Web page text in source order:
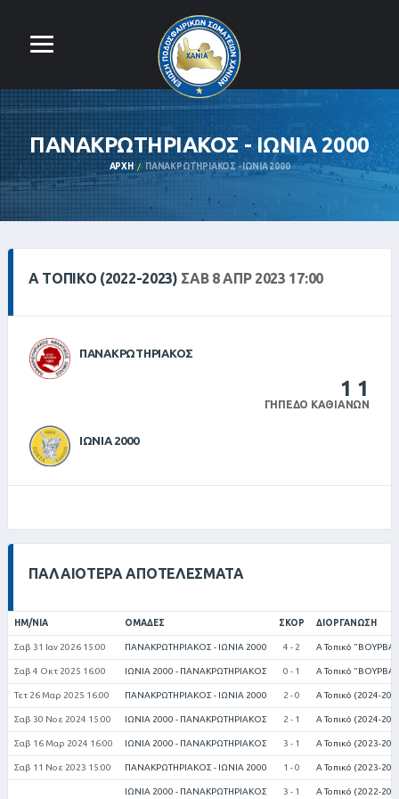
ΠΑΝΑΚΡΩΤΗΡΙΑΚΟΣ - ΙΩΝΙΑ 2000
ΑΡΧΉ ΠΑΝΑΚΡΩΤΗΡΙΑΚΟΣ - ΙΩΝΙΑ 2000
Α ΤΟΠΙΚΌ (2022-2023) ΣΑΒ 8 ΑΠΡ 2023 17:00
ΠΑΝΑΚΡΩΤΗΡΙΑΚΟΣ
1 1
ΓΉΠΕΔΟ ΚΑΘΙΑΝΏΝ
ΙΩΝΙΑ 2000
ΠΑΛΑΙΌΤΕΡΑ ΑΠΟΤΕΛΈΣΜΑΤΑ
ΗΜ/ΝΊΑ ΟΜΆΔΕΣ ΣΚΟΡ ΔΙΟΡΓΆΝΩΣΗ
Σαβ 31 Ιαν 2026 15:00 ΠΑΝΑΚΡΩΤΗΡΙΑΚΟΣ - ΙΩΝΙΑ 2000 4 - 2 Α Τοπικό
Σαβ 4 Οκτ 2025 16:00 ΙΩΝΙΑ 2000 - ΠΑΝΑΚΡΩΤΗΡΙΑΚΟΣ 0 - 1 Α Τοπικό
Τετ 26 Μαρ 2025 16:00 ΠΑΝΑΚΡΩΤΗΡΙΑΚΟΣ - ΙΩΝΙΑ 2000 2 - 0 Α Τοπικό (2024-
Σαβ 30 Νοε 2024 15:00 ΙΩΝΙΑ 2000 - ΠΑΝΑΚΡΩΤΗΡΙΑΚΟΣ 2 - 1 Α Τοπικό (2024-
Σαβ 16 Μαρ 2024 16:00 ΙΩΝΙΑ 2000 - ΠΑΝΑΚΡΩΤΗΡΙΑΚΟΣ 3 - 1 Α Τοπικό (2023-
Σαβ 11 Νοε 2023 15:00 ΠΑΝΑΚΡΩΤΗΡΙΑΚΟΣ - ΙΩΝΙΑ 2000 1 - 0 Α Τοπικό (2023-
ΙΩΝΙΑ 2000 - ΠΑΝΑΚΡΩΤΗΡΙΑΚΟΣ 3 - 1 Α Τοπικό (2022-